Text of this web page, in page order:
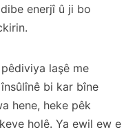
enerjî û ji bo
laşê me
bi kar bîne
hene, heke pêk
holê. Ya ewil ew e